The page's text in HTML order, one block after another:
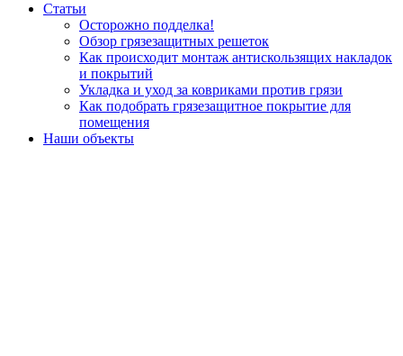
Статьи
Осторожно подделка!
Обзор грязезащитных решеток
Как происходит монтаж антискользящих накладок
и покрытий
Укладка и уход за ковриками против грязи
Как подобрать грязезащитное покрытие для
помещения
Наши объекты